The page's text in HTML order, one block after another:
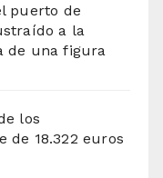
puerto de
a la
de una figura
los
de 18.322 euros